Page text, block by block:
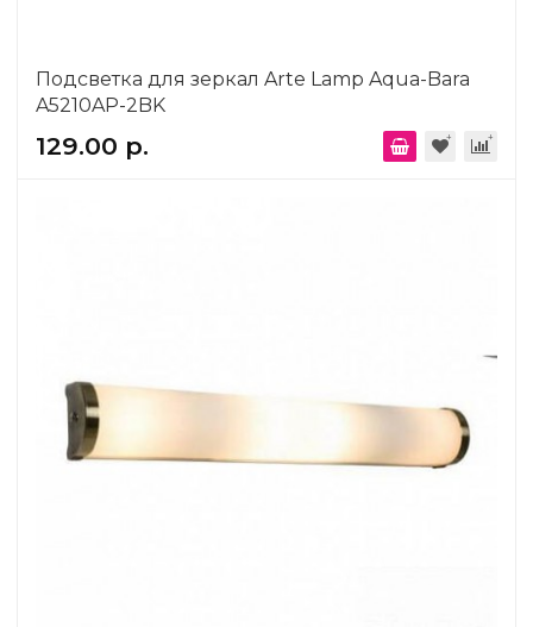
Подсветка для зеркал Arte Lamp Aqua-Bara
A5210AP-2BK
129.00 р.